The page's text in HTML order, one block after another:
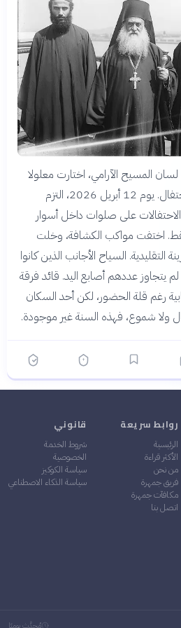
لسان المسيح الآرامي، اختارت معلولا
السورية الصمت بدلاً من الاحتفال. يوم 12 أبريل 2026، التزم
على صلوات داخل أسوار
اختفت مواكب الكشافة، وخلت
التقليدية. السياح الأجانب الذين كانوا
يتجاوز عددهم أصابع اليد. قائد فرقة
رغم قلة الحضور، لكن أحد السكان
ولا شموع، فهذه السنة غير موجودة.
روابط سريعة
الرئيسية
الأكثر قراءة
من نحن
فريق جمهرة
مكافآت جمهرة
اتصل بنا
قانوني
شروط الخدمة
الخصوصية
سياسة الكوكيز
سياسة الذكاء الاصطناعي
مُحدَّث يوميًا